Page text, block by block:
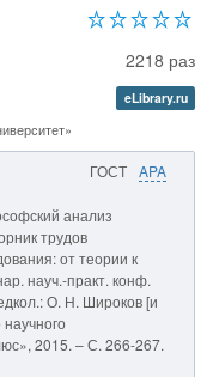
2218 раз
eLibrary.ru
ГОСТ APA
анализ
трудов
от теории к
науч.-практ. конф.
О. Н. Широков [и
2015. – С. 266-267.